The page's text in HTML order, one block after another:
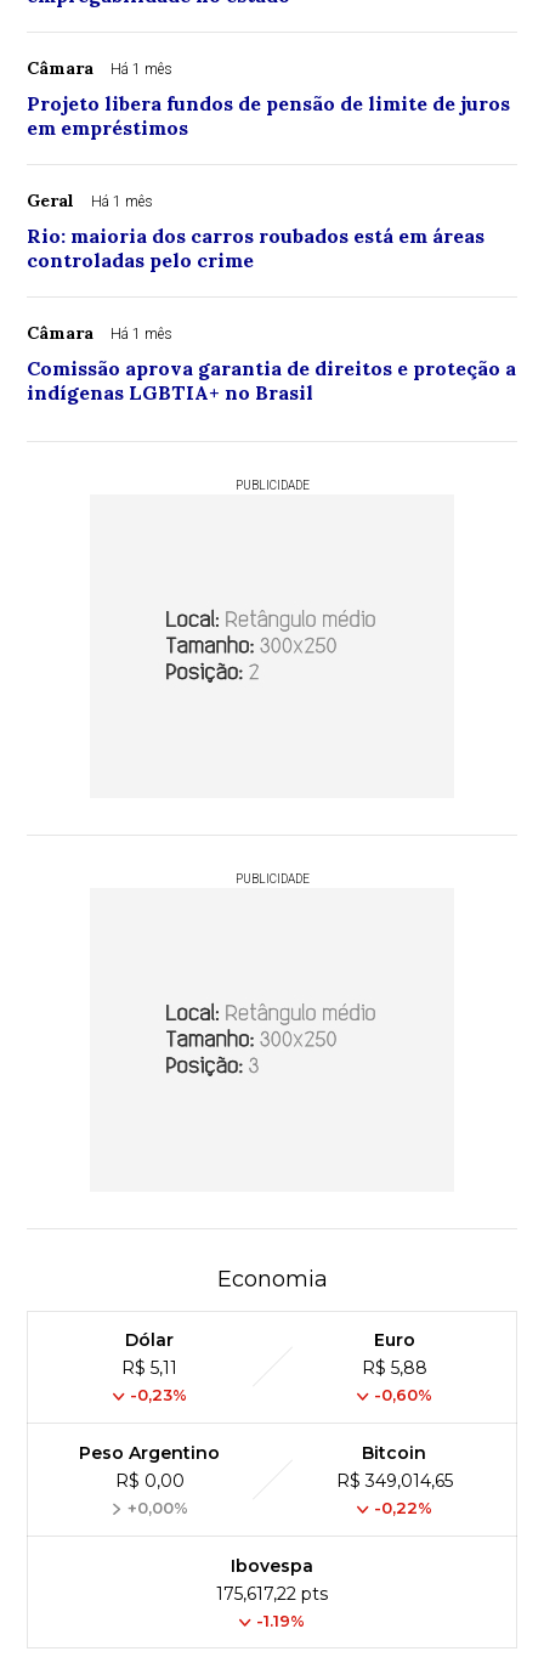
Câmara Há 1 mês
Projeto libera fundos de pensão de limite de juros
em empréstimos
Geral Há 1 mês
Rio: maioria dos carros roubados está em áreas
controladas pelo crime
Câmara Há 1 mês
Comissão aprova garantia de direitos e proteção a
indígenas LGBTIA+ no Brasil
PUBLICIDADE
PUBLICIDADE
Economia
Dólar
R$ 5,11
-0,23%
Euro
R$ 5,88
-0,60%
Peso Argentino
R$ 0,00
+0,00%
Bitcoin
R$ 349,014,65
-0,22%
Ibovespa
175,617,22 pts
-1.19%